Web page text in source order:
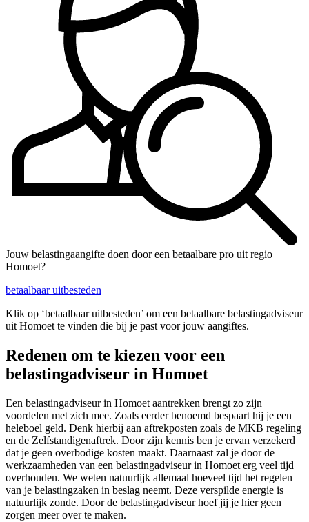
Jouw belastingaangifte doen door een betaalbare pro uit regio
Homoet?
betaalbaar uitbesteden
Klik op ‘betaalbaar uitbesteden’ om een betaalbare belastingadviseur
uit Homoet te vinden die bij je past voor jouw aangiftes.
Redenen om te kiezen voor een
belastingadviseur in Homoet
Een belastingadviseur in Homoet aantrekken brengt zo zijn
voordelen met zich mee. Zoals eerder benoemd bespaart hij je een
heleboel geld. Denk hierbij aan aftrekposten zoals de MKB regeling
en de Zelfstandigenaftrek. Door zijn kennis ben je ervan verzekerd
dat je geen overbodige kosten maakt. Daarnaast zal je door de
werkzaamheden van een belastingadviseur in Homoet erg veel tijd
overhouden. We weten natuurlijk allemaal hoeveel tijd het regelen
van je belastingzaken in beslag neemt. Deze verspilde energie is
natuurlijk zonde. Door de belastingadviseur hoef jij je hier geen
zorgen meer over te maken.